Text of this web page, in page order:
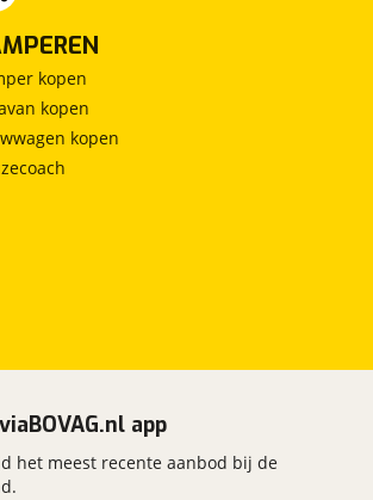
kopen
kopen
kopen
viaBOVAG.nl app
het meest recente aanbod bij de